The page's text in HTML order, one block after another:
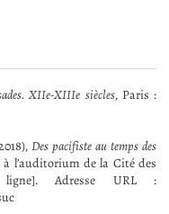
XIIe-XIIIe siècles, Paris :
Des pacifiste au temps des
à l’auditorium de la Cité des
Adresse URL :